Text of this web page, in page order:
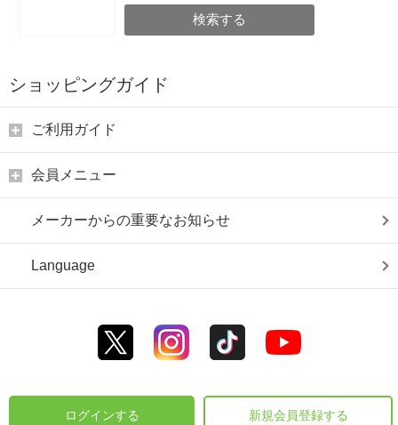
検索する
ショッピングガイド
ご利用ガイド
会員メニュー
メーカーからの重要なお知らせ
Language
ログインする 新規会員登録する